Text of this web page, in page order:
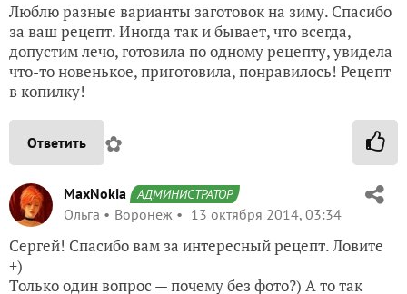
Люблю разные варианты заготовок на зиму. Спасибо
за ваш рецепт. Иногда так и бывает, что всегда,
допустим лечо, готовила по одному рецепту, увидела
что-то новенькое, приготовила, понравилось! Рецепт
в копилку!
Ответить ✿
MaxNokia АДМИНИСТРАТОР
Ольга Воронеж 13 октября 2014, 03:34
Сергей! Спасибо вам за интересный рецепт. Ловите
+)
Только один вопрос — почему без фото?) А то так